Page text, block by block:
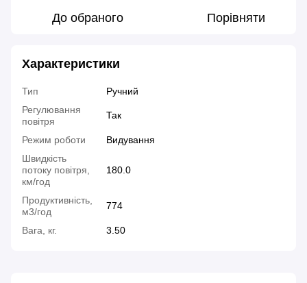
До обраного Порівняти
Характеристики
Тип
Ручний
Регулювання
повітря
Так
Режим роботи
Видування
Швидкість
потоку повітря,
км/год
180.0
Продуктивність,
м3/год
774
Вага, кг. 3.50